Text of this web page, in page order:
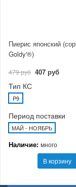
Пиерис японский
Goldy'®)
479 руб 407 руб
Тип КС
P9
Период поставки
МАЙ - НОЯБРЬ
Наличие: много
В корзину